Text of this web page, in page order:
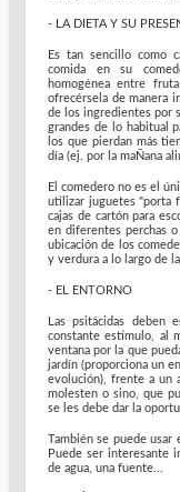
- LA DIETA Y SU
Es tan sencillo como
comida en su
homogénea entre
ofrecérsela de manera
de los ingredientes por
grandes de lo habitual
los que pierdan más
día (ej. por la maÑana
El comedero no es el
utilizar juguetes "porta
cajas de cartón para
en diferentes perchas o
ubicación de los
y verdura a lo largo de la
- EL ENTORNO
Las psitácidas deben
constante estímulo, al
ventana por la que
jardín (proporciona un
evolución), frente a un
molesten o sino, que
se les debe dar la
También se puede usar
Puede ser interesante
de agua, una fuente...